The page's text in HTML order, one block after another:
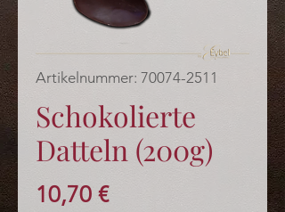
Artikelnummer: 70074-2511
Schokolierte
Datteln (200g)
10,70 €Preis